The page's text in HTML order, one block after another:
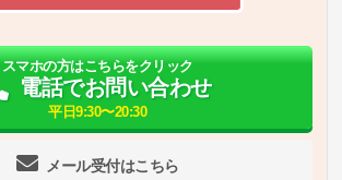
メール受付はこちら
スマホの方はこちらをクリック
電話でお問い合わせ
平日9:30〜20:30